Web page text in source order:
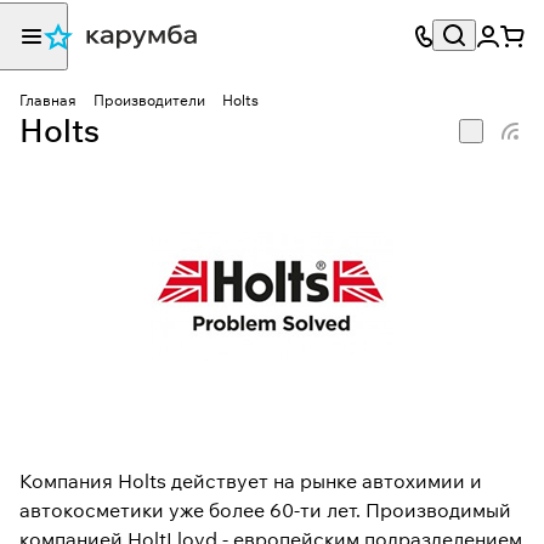
Главная Производители Holts
Holts
Компания Holts действует на рынке автохимии и
автокосметики уже более 60-ти лет. Производимый
компанией HoltLloyd - европейским подразделением